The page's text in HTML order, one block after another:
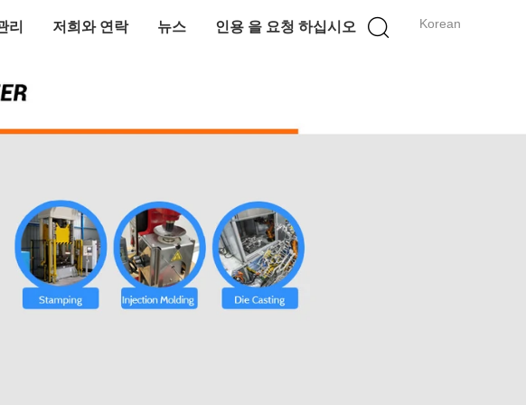
Korean
리 저희와 연락 뉴스 인용 을 요청 하십시오